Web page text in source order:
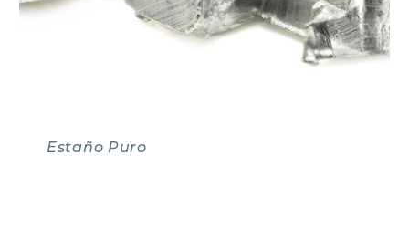
Estaño Puro